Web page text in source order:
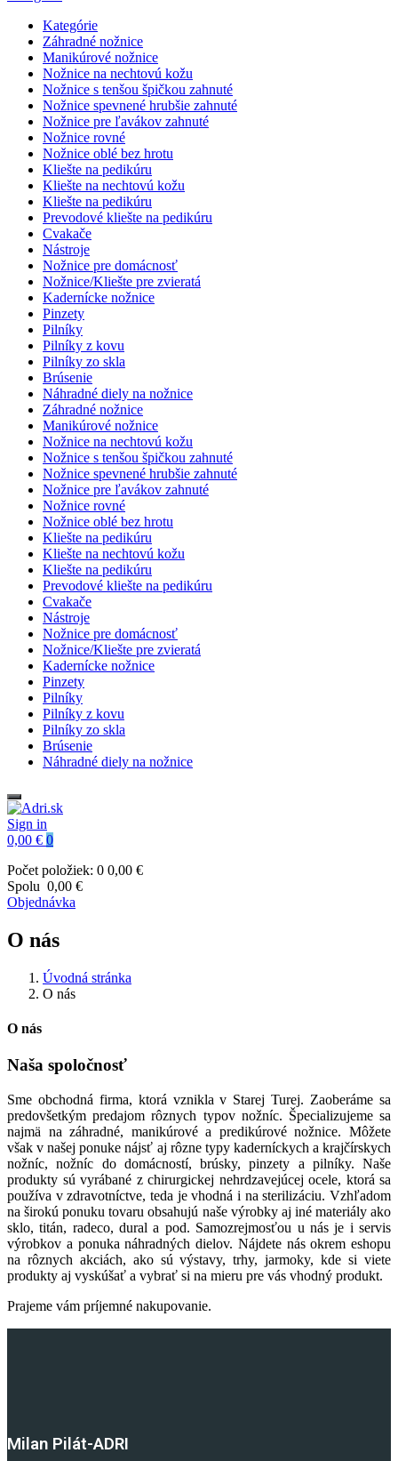
Kategórie
Záhradné nožnice
Manikúrové nožnice
Nožnice na nechtovú kožu
Nožnice s tenšou špičkou zahnuté
Nožnice spevnené hrubšie zahnuté
Nožnice pre ľavákov zahnuté
Nožnice rovné
Nožnice oblé bez hrotu
Kliešte na pedikúru
Kliešte na nechtovú kožu
Kliešte na pedikúru
Prevodové kliešte na pedikúru
Cvakače
Nástroje
Nožnice pre domácnosť
Nožnice/Kliešte pre zvieratá
Kadernícke nožnice
Pinzety
Pilníky
Pilníky z kovu
Pilníky zo skla
Brúsenie
Náhradné diely na nožnice
Záhradné nožnice
Manikúrové nožnice
Nožnice na nechtovú kožu
Nožnice s tenšou špičkou zahnuté
Nožnice spevnené hrubšie zahnuté
Nožnice pre ľavákov zahnuté
Nožnice rovné
Nožnice oblé bez hrotu
Kliešte na pedikúru
Kliešte na nechtovú kožu
Kliešte na pedikúru
Prevodové kliešte na pedikúru
Cvakače
Nástroje
Nožnice pre domácnosť
Nožnice/Kliešte pre zvieratá
Kadernícke nožnice
Pinzety
Pilníky
Pilníky z kovu
Pilníky zo skla
Brúsenie
Náhradné diely na nožnice
Sign in
0,00 € 0
Počet položiek: 0 0,00 €
Spolu 0,00 €
Objednávka
O nás
Úvodná stránka
O nás
O nás
Naša spoločnosť
Sme obchodná firma, ktorá vznikla v Starej Turej. Zaoberáme sa
predovšetkým predajom rôznych typov nožníc. Špecializujeme sa
najmä na záhradné, manikúrové a predikúrové nožnice. Môžete
však v našej ponuke nájsť aj rôzne typy kaderníckych a krajčírskych
nožníc, nožníc do domácností, brúsky, pinzety a pilníky. Naše
produkty sú vyrábané z chirurgickej nehrdzavejúcej ocele, ktorá sa
používa v zdravotníctve, teda je vhodná i na sterilizáciu. Vzhľadom
na širokú ponuku tovaru obsahujú naše výrobky aj iné materiály ako
sklo, titán, radeco, dural a pod. Samozrejmosťou u nás je i servis
výrobkov a ponuka náhradných dielov. Nájdete nás okrem eshopu
na rôznych akciách, ako sú výstavy, trhy, jarmoky, kde si viete
produkty aj vyskúšať a vybrať si na mieru pre vás vhodný produkt.
Prajeme vám príjemné nakupovanie.
Milan Pilát-ADRI